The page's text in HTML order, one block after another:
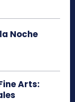
Noche
Arts: